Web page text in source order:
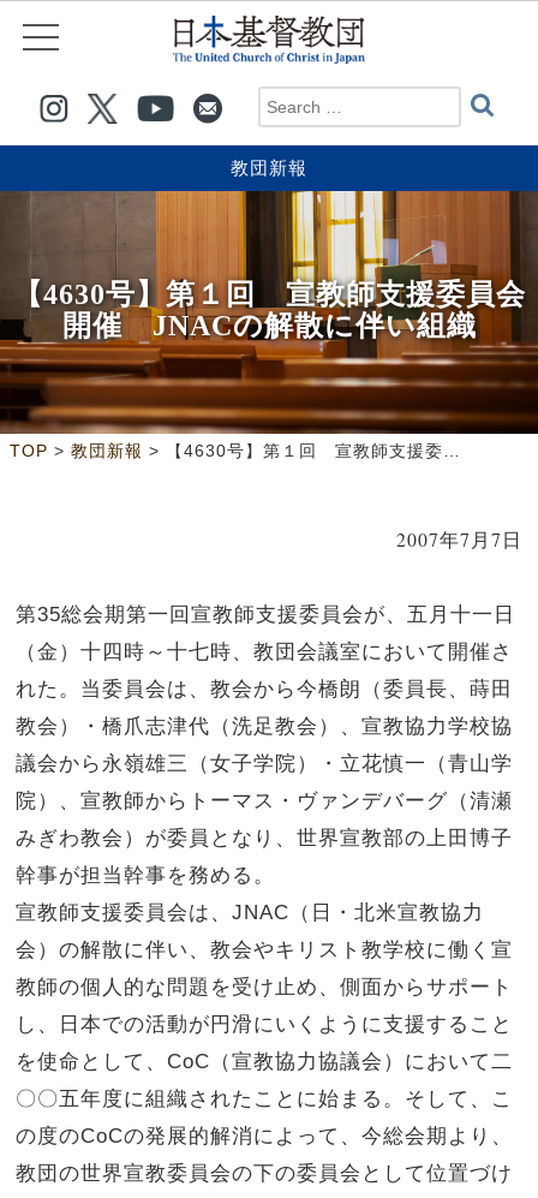
教団新報
【4630号】第１回 宣教師支援委員会
開催 JNACの解散に伴い組織
TOP > 教団新報 > 【4630号】第１回 宣教師支援委員会開催 JNACの解散に伴い組織
2007年7月7日
第35総会期第一回宣教師支援委員会が、五月十一日
（金）十四時～十七時、教団会議室において開催さ
れた。当委員会は、教会から今橋朗（委員長、蒔田
教会）・橋爪志津代（洗足教会）、宣教協力学校協
議会から永嶺雄三（女子学院）・立花慎一（青山学
院）、宣教師からトーマス・ヴァンデバーグ（清瀬
みぎわ教会）が委員となり、世界宣教部の上田博子
幹事が担当幹事を務める。
宣教師支援委員会は、JNAC（日・北米宣教協力
会）の解散に伴い、教会やキリスト教学校に働く宣
教師の個人的な問題を受け止め、側面からサポート
し、日本での活動が円滑にいくように支援すること
を使命として、CoC（宣教協力協議会）において二
〇〇五年度に組織されたことに始まる。そして、こ
の度のCoCの発展的解消によって、今総会期より、
教団の世界宣教委員会の下の委員会として位置づけ